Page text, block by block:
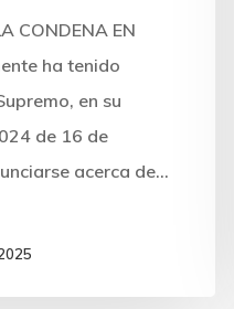
CONDENA EN
ha tenido
en su
de 16 de
acerca de…